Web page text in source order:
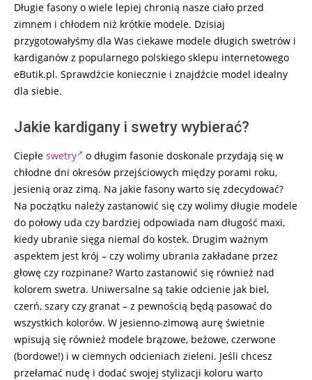
14
Długie fasony o wiele lepiej chronią nasze ciało przed
zimnem i chłodem niż krótkie modele. Dzisiaj
przygotowałyśmy dla Was ciekawe modele długich swetrów i
kardiganów z popularnego polskiego sklepu internetowego
eButik.pl. Sprawdźcie koniecznie i znajdźcie model idealny
dla siebie.
Jakie kardigany i swetry wybierać?
Ciepłe swetry
o długim fasonie doskonale przydają się w
chłodne dni okresów przejściowych między porami roku,
jesienią oraz zimą. Na jakie fasony warto się zdecydować?
Na początku należy zastanowić się czy wolimy długie modele
do połowy uda czy bardziej odpowiada nam długość maxi,
kiedy ubranie sięga niemal do kostek. Drugim ważnym
aspektem jest krój – czy wolimy ubrania zakładane przez
głowę czy rozpinane? Warto zastanowić się również nad
kolorem swetra. Uniwersalne są takie odcienie jak biel,
czerń, szary czy granat – z pewnością będą pasować do
wszystkich kolorów. W jesienno-zimową aurę świetnie
wpisują się również modele brązowe, beżowe, czerwone
(bordowe!) i w ciemnych odcieniach zieleni. Jeśli chcesz
przełamać nudę i dodać swojej stylizacji koloru warto